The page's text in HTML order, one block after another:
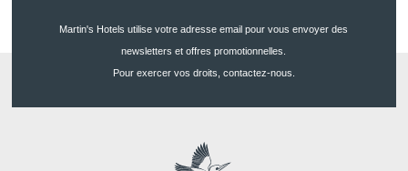
Martin's Hotels utilise votre adresse email pour vous envoyer des
newsletters et offres promotionnelles.
Pour exercer vos droits, contactez-nous.